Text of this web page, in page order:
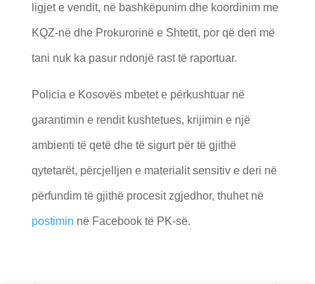
ligjet e vendit, në bashkëpunim dhe koordinim me
KQZ-në dhe Prokurorinë e Shtetit, por që deri më
tani nuk ka pasur ndonjë rast të raportuar.
Policia e Kosovës mbetet e përkushtuar në
garantimin e rendit kushtetues, krijimin e një
ambienti të qetë dhe të sigurt për të gjithë
qytetarët, përcjelljen e materialit sensitiv e deri në
përfundim të gjithë procesit zgjedhor, thuhet në
postimin në Facebook të PK-së.